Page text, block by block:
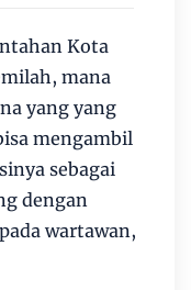
Kota
mana
yang yang
mengambil
sebagai
dengan
wartawan,